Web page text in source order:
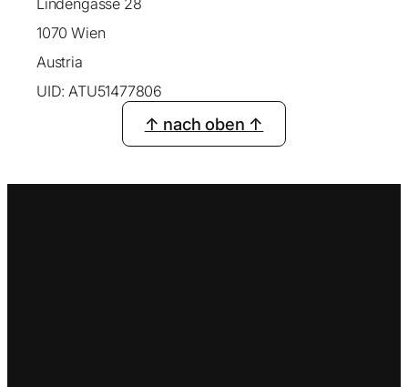
Lindengasse 28
1070 Wien
Austria
UID: ATU51477806
↑ nach oben ↑